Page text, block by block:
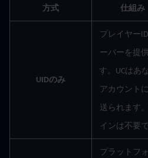
方式 仕組み
UIDのみ
プレイヤー
ーバーを提
す。UCはあ
アカウント
送られます
インは不要で
プラットフ